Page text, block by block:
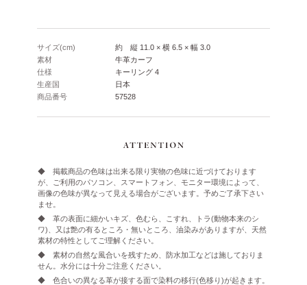
サイズ(cm)
約 縦 11.0 × 横 6.5 × 幅 3.0
素材
牛革カーフ
仕様
キーリング 4
生産国
日本
商品番号
57528
◆ 掲載商品の色味は出来る限り実物の色味に近づけております
が、ご利用のパソコン、スマートフォン、モニター環境によって、
画像の色味が異なって見える場合がございます。予めご了承下さい
ませ。
◆ 革の表面に細かいキズ、色むら、こすれ、トラ(動物本来のシ
ワ)、又は艶の有るところ・無いところ、油染みがありますが、天然
素材の特性としてご理解ください。
◆ 素材の自然な風合いを残すため、防水加工などは施しておりま
せん。水分には十分ご注意ください。
◆ 色合いの異なる革が接する面で染料の移行(色移り)が起きます。